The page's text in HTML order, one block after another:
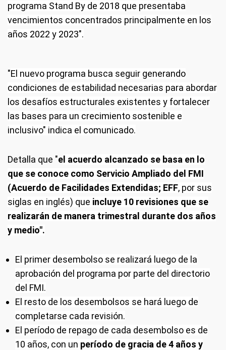
programa Stand By de 2018 que presentaba
vencimientos concentrados principalmente en los
años 2022 y 2023".
"El nuevo programa busca seguir generando
condiciones de estabilidad necesarias para abordar
los desafíos estructurales existentes y fortalecer
las bases para un crecimiento sostenible e
inclusivo" indica el comunicado.
Detalla que "e l acuerdo alcanzado se basa en lo
que se conoce como Servicio Ampliado del FMI
(Acuerdo de Facilidades Extendidas; EFF, por sus
siglas en inglés) que incluye 10 revisiones que se
realizarán de manera trimestral durante dos años
y medio".
El primer desembolso se realizará luego de la
aprobación del programa por parte del directorio
del FMI.
El resto de los desembolsos se hará luego de
completarse cada revisión.
El período de repago de cada desembolso es de
10 años, con un período de gracia de 4 años y